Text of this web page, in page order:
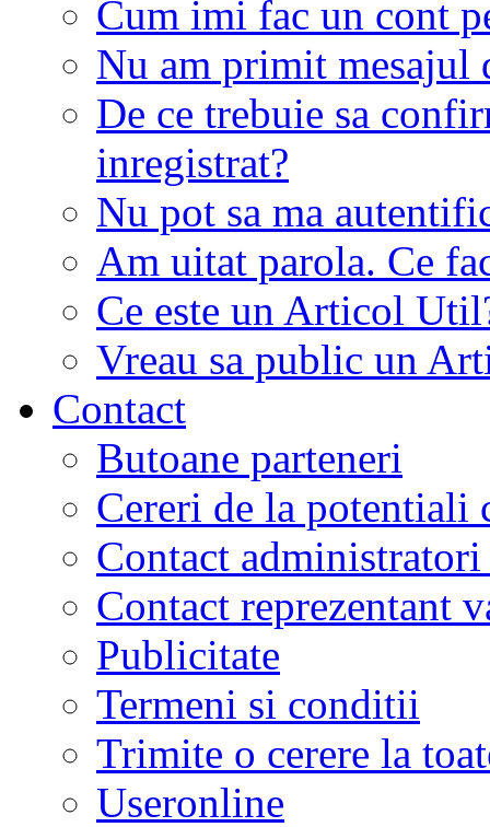
Cum imi fac un cont
Nu am primit mesajul
De ce trebuie sa
inregistrat?
Nu pot sa ma
Am uitat parola. Ce
Ce este un Articol
Vreau sa public un
Contact
Butoane parteneri
Cereri de la potentiali
Contact
Contact reprezentant
Publicitate
Termeni si conditii
Trimite o cerere la
Useronline